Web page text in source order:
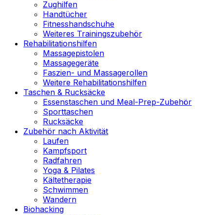
Zughilfen
Handtücher
Fitnesshandschuhe
Weiteres Trainingszubehör
Rehabilitationshilfen
Massagepistolen
Massagegeräte
Faszien- und Massagerollen
Weitere Rehabilitationshilfen
Taschen & Rucksäcke
Essenstaschen und Meal-Prep-Zubehör
Sporttaschen
Rucksäcke
Zubehör nach Aktivität
Laufen
Kampfsport
Radfahren
Yoga & Pilates
Kältetherapie
Schwimmen
Wandern
Biohacking